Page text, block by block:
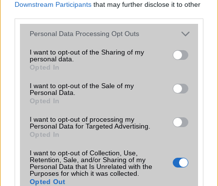
Downstream Participants that may further disclose it to other
Please note that this website/app uses one or more Google
not limited to your visit or usage behaviour. You may click to
grant or deny consent to Google and its third-party tags to
use your data for below specified purposes in below Google
consent section.
Personal Data Processing Opt Outs
I want to opt-out of the Sharing of my
personal data.
Opted In
I want to opt-out of the Sale of my
Personal Data.
Opted In
I want to opt-out of processing my
Personal Data for Targeted Advertising.
Opted In
I want to opt-out of Collection, Use,
Retention, Sale, and/or Sharing of my
Personal Data that Is Unrelated with the
Purposes for which it was collected.
Opted Out
KAPCSOLÓDÓ HÍREK
Dropbox: automatikus feltöltés iOS-re
Ennyibe kerül majd az iPad mini!
Veszélyben vannak az iPhone-ok!
Megjelent az iOS7: nagy a dilemma